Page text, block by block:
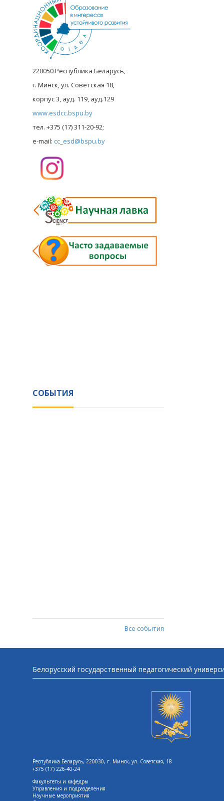
220050 Республика Беларусь,
г. Минск, ул. Советская 18,
корпус 3, ауд. 119, ауд.129
www.esdcc.bspu.by
тел. +375 (17) 311-20-92;
e-mail: cc_esd@bspu.by
СОБЫТИЯ
Все события
Белорусский государственный педагогический
Республика Беларусь, 220030, г. Минск, ул. Советская, 18
+375 (17) 226-40-24
Факультеты и кафедры
Управления и подразделения
Научные мероприятия